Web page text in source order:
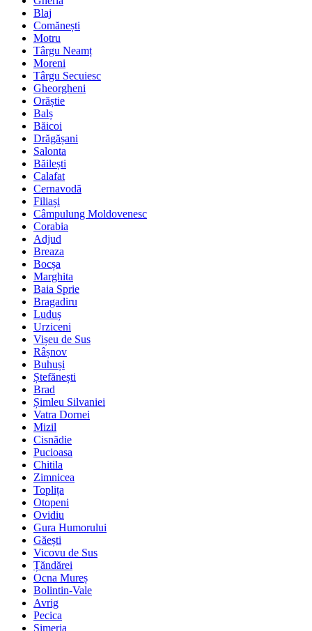
Blaj
Comănești
Motru
Târgu Neamț
Moreni
Târgu Secuiesc
Gheorgheni
Orăștie
Balș
Băicoi
Drăgășani
Salonta
Băilești
Calafat
Cernavodă
Filiași
Câmpulung Moldovenesc
Corabia
Adjud
Breaza
Bocșa
Marghita
Baia Sprie
Bragadiru
Luduș
Urziceni
Vișeu de Sus
Râșnov
Buhuși
Ștefănești
Brad
Șimleu Silvaniei
Vatra Dornei
Mizil
Cisnădie
Pucioasa
Chitila
Zimnicea
Toplița
Otopeni
Ovidiu
Gura Humorului
Găești
Vicovu de Sus
Țăndărei
Ocna Mureș
Bolintin-Vale
Avrig
Pecica
Simeria